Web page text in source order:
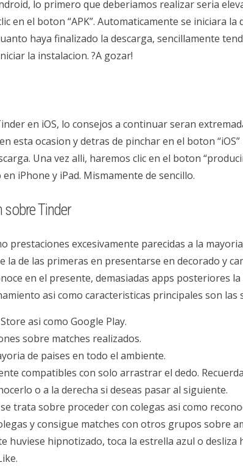
lo primero que deberi­amos realizar seri­a
en el boton “APK”. Automaticamente se iniciara la
haya finalizado la descarga, sencillamente
la instalacion. ?A gozar!
en iOS, lo consejos a continuar seran
esta ocasion y detras de pinchar en el boton
Una vez alli, haremos clic en el boton
iPhone y iPad. Mismamente de sencillo.
Tinder
prestaciones excesivamente parecidas a la
la de las primeras en presentarse en decorado y
en el presente, demasiadas apps posteriores
asi­ como caracteristicas principales son las
asi­ como Google Play.
sobre matches realizados.
de paises en todo el ambiente.
compatibles con solo arrastrar el dedo.
o a la derecha si deseas pasar al siguiente.
trata sobre proceder con colegas asi­ como
y consigue matches con otros grupos sobre
huviese hipnotizado, toca la estrella azul o desliza